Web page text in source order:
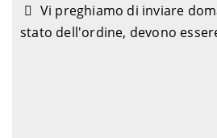
Vi preghiamo di inviare
stato dell'ordine, devono